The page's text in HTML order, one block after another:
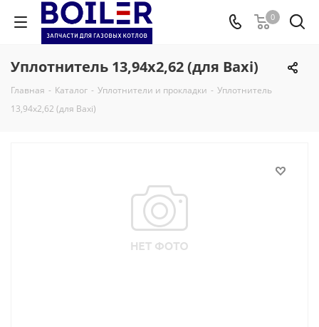
0
Уплотнитель 13,94x2,62 (для Baxi)
Главная - Каталог - Уплотнители и прокладки - Уплотнитель
13,94x2,62 (для Baxi)